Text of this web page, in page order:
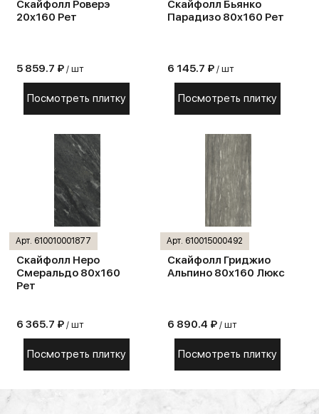
Скайфолл Роверэ
20х160 Рет
5 859.7 ₽ / шт
Посмотреть плитку
Скайфолл Бьянко
Парадизо 80х160 Рет
6 145.7 ₽ / шт
Посмотреть плитку
Арт. 610010001877
Скaйфолл Неро
Смеральдо 80х160
Рет
6 365.7 ₽ / шт
Посмотреть плитку
Арт. 610015000492
Скайфолл Гриджио
Альпино 80х160 Люкс
6 890.4 ₽ / шт
Посмотреть плитку